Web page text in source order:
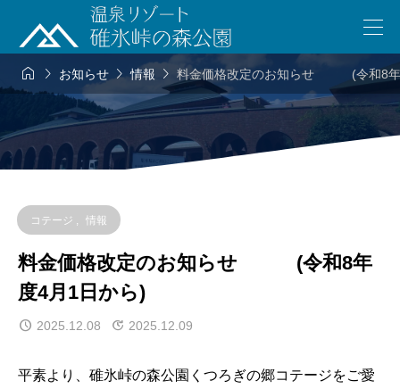
  お知らせ情報  料金価格改定のお知らせ (令和8年
コテージ 情報
料金価格改定のお知らせ (令和8年
度4月1日から)
2025.12.08 2025.12.09
平素より、碓氷峠の森公園くつろぎの郷コテージをご愛